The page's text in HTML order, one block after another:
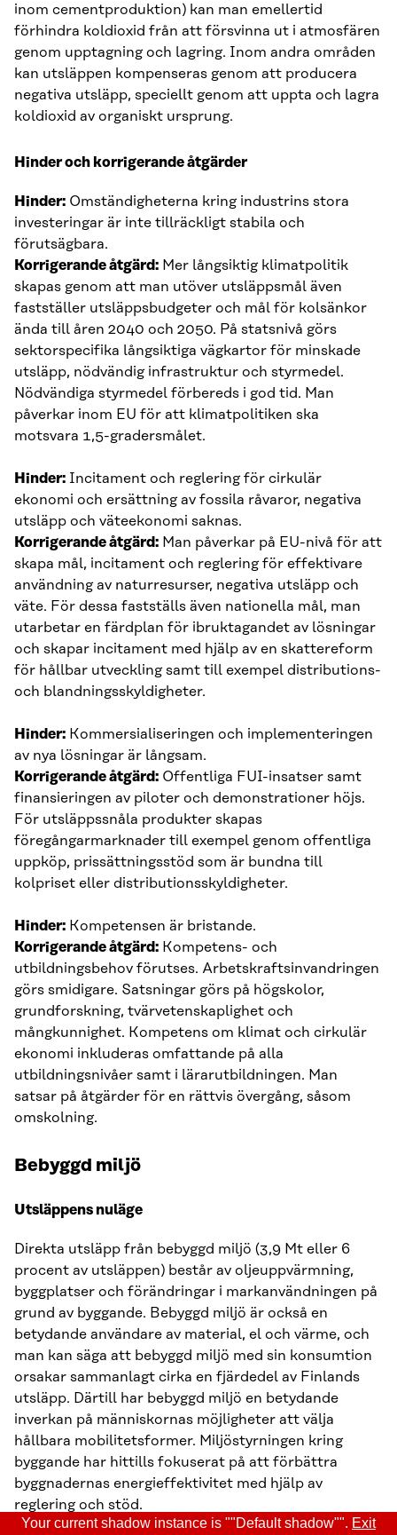
inom cementproduktion) kan man emellertid
förhindra koldioxid från att försvinna ut i atmosfären
genom upptagning och lagring. Inom andra områden
kan utsläppen kompenseras genom att producera
negativa utsläpp, speciellt genom att uppta och lagra
koldioxid av organiskt ursprung.
Hinder och korrigerande åtgärder
Hinder: Omständigheterna kring industrins stora
investeringar är inte tillräckligt stabila och
förutsägbara.
Korrigerande åtgärd: Mer långsiktig klimatpolitik
skapas genom att man utöver utsläppsmål även
fastställer utsläppsbudgeter och mål för kolsänkor
ända till åren 2040 och 2050. På statsnivå görs
sektorspecifika långsiktiga vägkartor för minskade
utsläpp, nödvändig infrastruktur och styrmedel.
Nödvändiga styrmedel förbereds i god tid. Man
påverkar inom EU för att klimatpolitiken ska
motsvara 1,5-gradersmålet.
Hinder: Incitament och reglering för cirkulär
ekonomi och ersättning av fossila råvaror, negativa
utsläpp och väteekonomi saknas.
Korrigerande åtgärd: Man påverkar på EU-nivå för att
skapa mål, incitament och reglering för effektivare
användning av naturresurser, negativa utsläpp och
väte. För dessa fastställs även nationella mål, man
utarbetar en färdplan för ibruktagandet av lösningar
och skapar incitament med hjälp av en skattereform
för hållbar utveckling samt till exempel distributions-
och blandningsskyldigheter.
Hinder: Kommersialiseringen och implementeringen
av nya lösningar är långsam.
Korrigerande åtgärd: Offentliga FUI-insatser samt
finansieringen av piloter och demonstrationer höjs.
För utsläppssnåla produkter skapas
föregångarmarknader till exempel genom offentliga
uppköp, prissättningsstöd som är bundna till
kolpriset eller distributionsskyldigheter.
Hinder: Kompetensen är bristande.
Korrigerande åtgärd: Kompetens- och
utbildningsbehov förutses. Arbetskraftsinvandringen
görs smidigare. Satsningar görs på högskolor,
grundforskning, tvärvetenskaplighet och
mångkunnighet. Kompetens om klimat och cirkulär
ekonomi inkluderas omfattande på alla
utbildningsnivåer samt i lärarutbildningen. Man
satsar på åtgärder för en rättvis övergång, såsom
omskolning.
Bebyggd miljö
Utsläppens nuläge
Direkta utsläpp från bebyggd miljö (3,9 Mt eller 6
procent av utsläppen) består av oljeuppvärmning,
byggplatser och förändringar i markanvändningen på
grund av byggande. Bebyggd miljö är också en
betydande användare av material, el och värme, och
man kan säga att bebyggd miljö med sin konsumtion
orsakar sammanlagt cirka en fjärdedel av Finlands
utsläpp. Därtill har bebyggd miljö en betydande
inverkan på människornas möjligheter att välja
hållbara mobilitetsformer. Miljöstyrningen kring
byggande har hittills fokuserat på att förbättra
byggnadernas energieffektivitet med hjälp av
reglering och stöd.
Your current shadow instance is ""Default shadow"". Exit